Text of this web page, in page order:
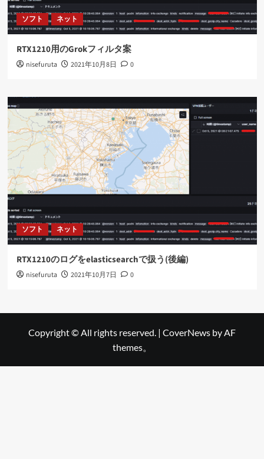
ソフト ネット
RTX1210用のGrokフィルタ案
nisefuruta 2021年10月8日 0
ソフト ネット
RTX1210のログをelasticsearchで扱う(後編)
nisefuruta 2021年10月7日 0
Copyright © All rights reserved. | CoverNews by AF
themes。